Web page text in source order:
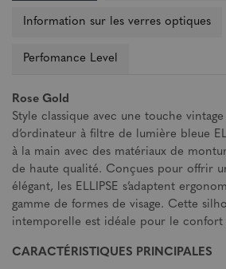
Information sur les verres optiques
Perfomance Level
Rose Gold
Style classique avec une touche
d’ordinateur à filtre de lumière bleue
à la main avec des matériaux de
de haute qualité. Conçues pour offrir
élégant, les ELLIPSE s’adaptent
gamme de formes de visage. Cette
intemporelle est idéale pour le confort
CARACTÉRISTIQUES PRINCIPALES